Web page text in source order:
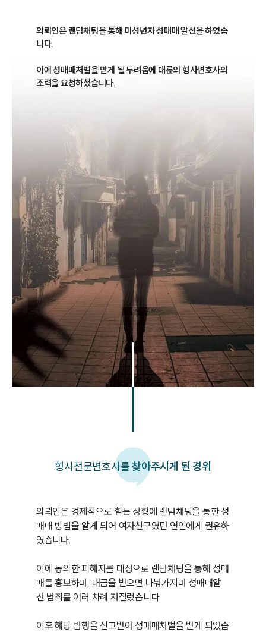
의뢰인은 랜덤채팅을 통해 미성년자 성매매 알선을 하였습
니다.
이에 성매매처벌을 받게 될 두려움에 대륜의 형사변호사의
조력을 요청하셨습니다.
형사전문변호사를찾아주시게 된 경위
의뢰인은 경제적으로 힘든 상황에 랜덤채팅을 통한 성
매매 방법을 알게 되어 여자친구였던 연인에게 권유하
였습니다.
이에 동의한 피해자를 대상으로 랜덤채팅을 통해 성매
매를 홍보하며, 대금을 받으면 나눠가지며 성매매알
선 범죄를 여러 차례 저질렀습니다.
이후 해당 범행을 신고받아 성매매처벌을 받게 되었습